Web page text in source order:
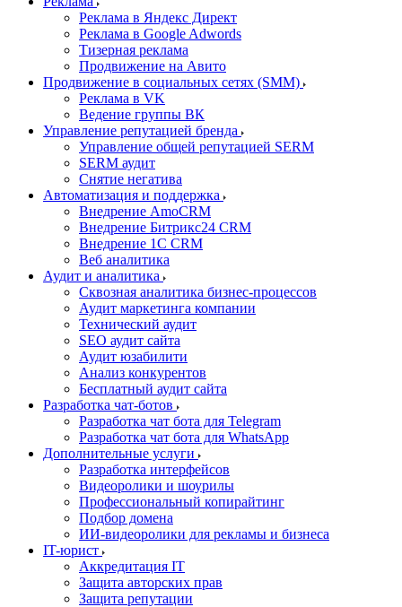
Реклама в Яндекс Директ
Реклама в Google Adwords
Тизерная реклама
Продвижение на Авито
Продвижение в социальных сетях (SMM)
Реклама в VK
Ведение группы ВК
Управление репутацией бренда
Управление общей репутацией SERM
SERM аудит
Снятие негатива
Автоматизация и поддержка
Внедрение AmoCRM
Внедрение Битрикс24 CRM
Внедрение 1C CRM
Веб аналитика
Аудит и аналитика
Сквозная аналитика бизнес-процессов
Аудит маркетинга компании
Технический аудит
SEO аудит сайта
Аудит юзабилити
Анализ конкурентов
Бесплатный аудит сайта
Разработка чат-ботов
Разработка чат бота для Telegram
Разработка чат бота для WhatsApp
Дополнительные услуги
Разработка интерфейсов
Видеоролики и шоурилы
Профессиональный копирайтинг
Подбор домена
ИИ-видеоролики для рекламы и бизнеса
IT-юрист
Аккредитация IT
Защита авторских прав
Защита репутации